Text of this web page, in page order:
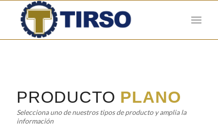
PRODUCTO PLANO
Selecciona uno de nuestros tipos de producto y amplia la
información